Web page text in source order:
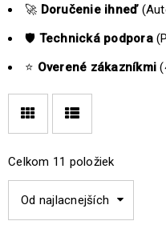
🚀 Doručenie ihneď
🛡️ Technická podpora
⭐ Overené zákazníkmi
Celkom 11 položiek
Od najlacnejších